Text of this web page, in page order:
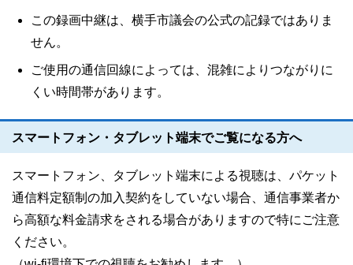
この録画中継は、横手市議会の公式の記録ではありま
せん。
ご使用の通信回線によっては、混雑によりつながりに
くい時間帯があります。
スマートフォン・タブレット端末でご覧になる方へ
スマートフォン、タブレット端末による視聴は、パケット
通信料定額制の加入契約をしていない場合、通信事業者か
ら高額な料金請求をされる場合がありますので特にご注意
ください。